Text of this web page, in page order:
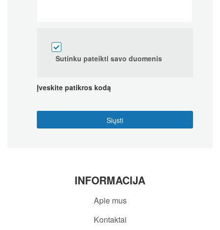
Sutinku pateikti savo duomenis
Įveskite patikros kodą
INFORMACIJA
Apie mus
Kontaktai